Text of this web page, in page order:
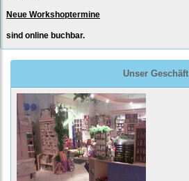
Neue Workshoptermine
sind online buchbar.
Unser Geschäft